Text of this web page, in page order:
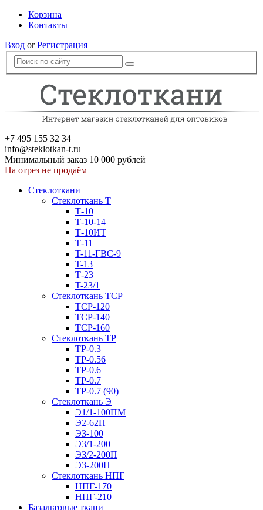
Корзина
Контакты
Вход orРегистрация
+7 495 155 32 34
info@steklotkan-t.ru
Минимальный заказ 10 000 рублей
На отрез не продаём
Стеклоткани
Стеклоткань Т
Т-10
Т-10-14
Т-10ИТ
Т-11
T-11-ГВС-9
T-13
Т-23
T-23/1
Стеклоткань ТСР
ТСР-120
ТСР-140
ТСР-160
Стеклоткань ТР
ТР-0.3
ТР-0.56
ТР-0.6
ТР-0.7
ТР-0.7 (90)
Стеклоткань Э
Э1/1-100ПМ
Э2-62П
ЭЗ-100
Э3/1-200
ЭЗ/2-200П
ЭЗ-200П
Стеклоткань НПГ
НПГ-170
НПГ-210
Базальтовые ткани